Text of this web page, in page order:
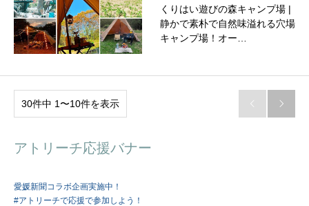
くりはい遊びの森キャンプ場 |
静かで素朴で自然味溢れる穴場
キャンプ場！オー…
30件中 1〜10件を表示  
アトリーチ応援バナー
愛媛新聞コラボ企画実施中！
#アトリーチで応援で参加しよう！